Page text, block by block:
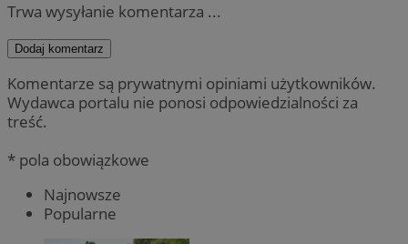
Trwa wysyłanie komentarza ...
Dodaj komentarz
Komentarze są prywatnymi opiniami użytkowników.
Wydawca portalu nie ponosi odpowiedzialności za
treść.
* pola obowiązkowe
Najnowsze
Popularne